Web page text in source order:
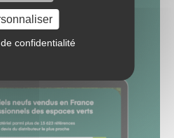
confidentialité